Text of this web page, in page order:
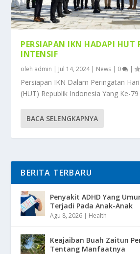
PERSIAPAN IKN HADAPI HUT
INTENSIF
oleh admin | Jul 14, 2024| News | 0 |
Persiapan IKN Dalam Peringatan
(HUT) Republik Indonesia Yang Ke-
BACA SELENGKAPNYA
BERITA TERBARU
Penyakit ADHD Yang
Terjadi Pada Anak-Anak
Agu 8, 2026 | Health
Keajaiban Buah Zaitun
Tentang Manfaatnya